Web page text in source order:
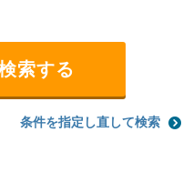
条件を指定し直して検索